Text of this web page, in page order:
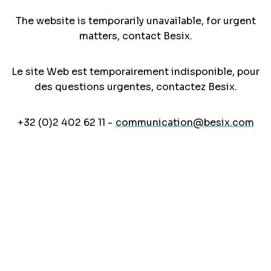
The website is temporarily unavailable, for urgent
matters, contact Besix.
Le site Web est temporairement indisponible, pour
des questions urgentes, contactez Besix.
+32 (0)2 402 62 11 - communication@besix.com